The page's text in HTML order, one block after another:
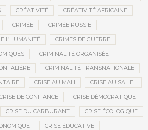
CRÉATIVITÉ CRÉATIVITÉ AFRICAINE
CRIMÉE CRIMÉE RUSSIE
L’HUMANITÉ CRIMES DE GUERRE
CRIMINALITÉ ORGANISÉE
CRIMINALITÉ TRANSNATIONALE
CRISE AU MALI CRISE AU SAHEL
CRISE DE CONFIANCE CRISE DÉMOCRATIQUE
CRISE DU CARBURANT CRISE ÉCOLOGIQUE
CRISE ÉDUCATIVE